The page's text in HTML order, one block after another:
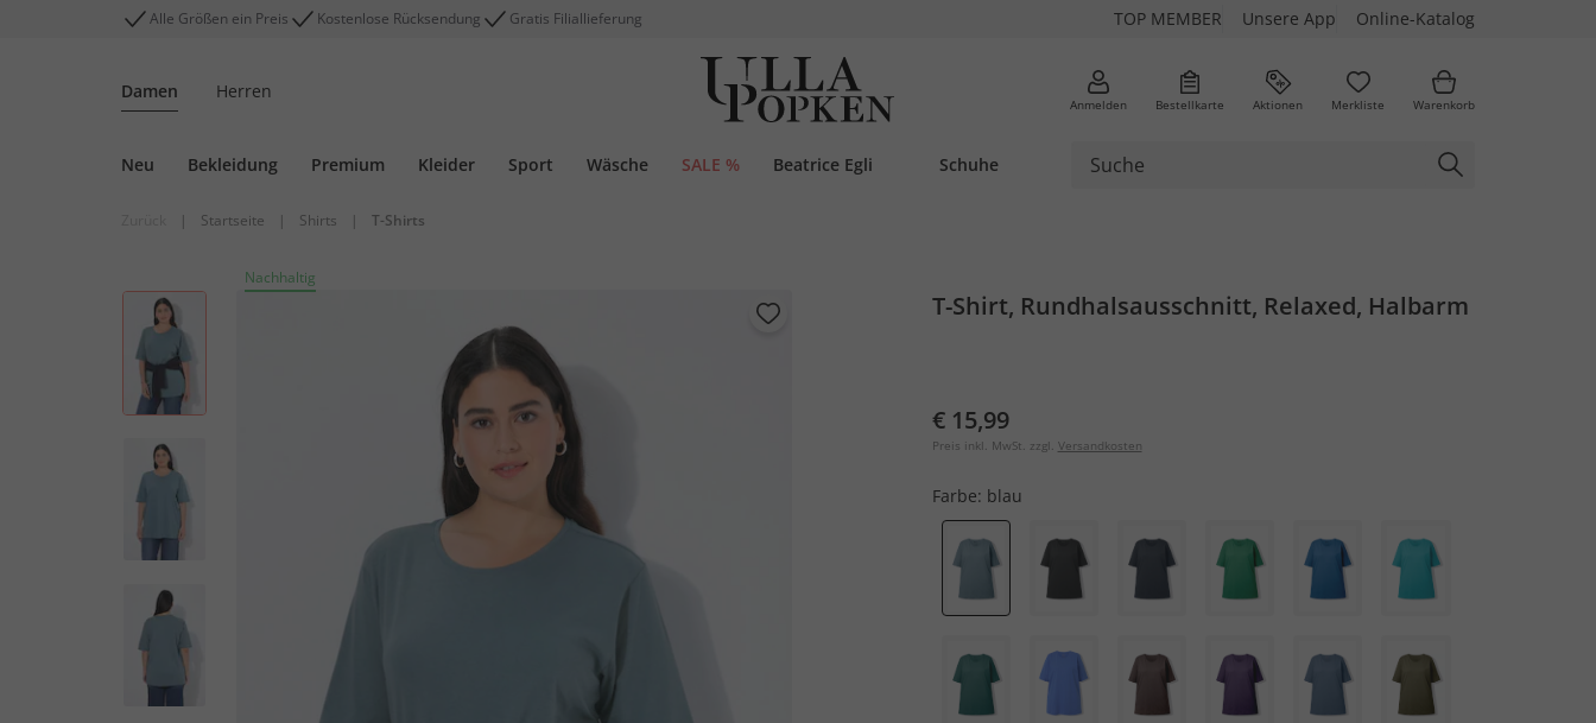
Alle Größen ein Preis Kostenlose Rücksendung Gratis Filiallieferung TOP MEMBER Unsere App Online-Katalog
Damen Herren
Anmelden Bestellkarte Aktionen Merkliste Warenkorb
Neu Bekleidung Premium Kleider Sport Wäsche SALE % Beatrice Egli Schuhe
| Startseite | Shirts | T-Shirts
Nachhaltig
T-Shirt, Rundhalsausschnitt, Relaxed, Halbarm
€ 15,99
Preis inkl. MwSt. zzgl. Versandkosten
Farbe: blau